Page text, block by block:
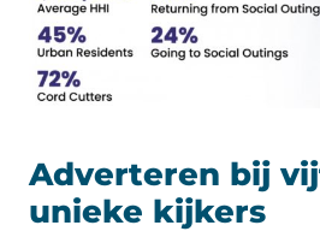
Adverteren bij
unieke kijkers